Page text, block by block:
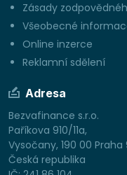
Zásady
Všeobecné
Online inzerce
Reklamní sdělení
Adresa
Bezvafinance s.r.o.
Paříkova 910/11a,
Vysočany, 190 00 Praha
Česká republika